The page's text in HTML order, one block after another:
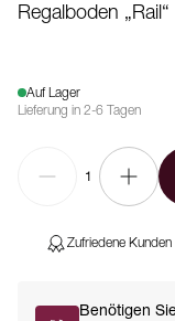
Regalboden
Auf Lager
Lieferung in 2-6 Tagen
1
Zufriedene Kunden
Benötigen